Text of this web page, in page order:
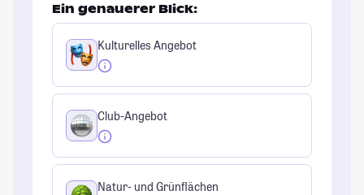
Ein genauerer Blick:
Kulturelles Angebot
Club-Angebot
Natur- und Grünflächen